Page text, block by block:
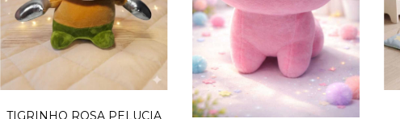
TIGRINHO ROSA PELUCIA